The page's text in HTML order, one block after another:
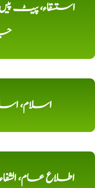
استسقاء، پیٹ پیں
اسلام،
اطلاع عام،